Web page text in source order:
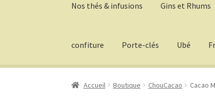
Nos thés & infusions Gins et Rhums
confiture Porte-clés Ubé
Accueil Boutique ChouCacao Cacao